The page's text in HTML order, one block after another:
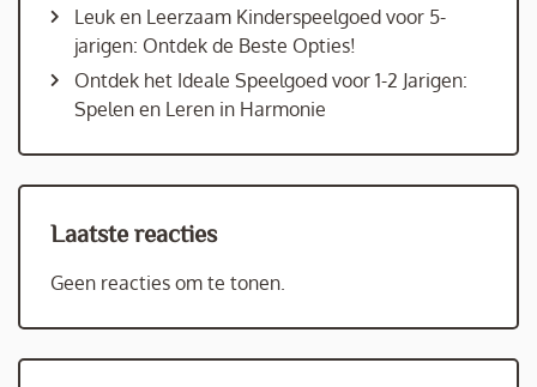
Leuk en Leerzaam Kinderspeelgoed voor 5-
jarigen: Ontdek de Beste Opties!
Ontdek het Ideale Speelgoed voor 1-2 Jarigen:
Spelen en Leren in Harmonie
Laatste reacties
Geen reacties om te tonen.